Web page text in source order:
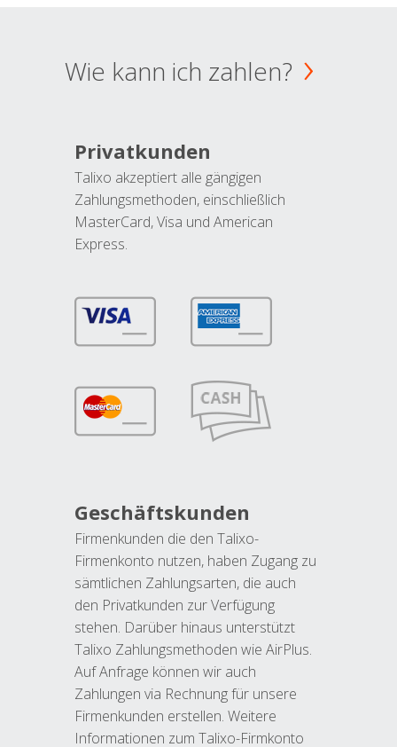
Wie kann ich zahlen?
Privatkunden
Talixo akzeptiert alle gängigen
Zahlungsmethoden, einschließlich
MasterCard, Visa und American
Express.
Geschäftskunden
Firmenkunden die den Talixo-
Firmenkonto nutzen, haben Zugang zu
sämtlichen Zahlungsarten, die auch
den Privatkunden zur Verfügung
stehen. Darüber hinaus unterstützt
Talixo Zahlungsmethoden wie AirPlus.
Auf Anfrage können wir auch
Zahlungen via Rechnung für unsere
Firmenkunden erstellen. Weitere
Informationen zum Talixo-Firmkonto